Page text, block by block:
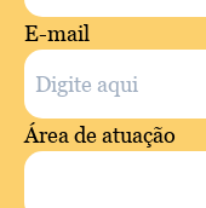
E-mail
Área de atuação